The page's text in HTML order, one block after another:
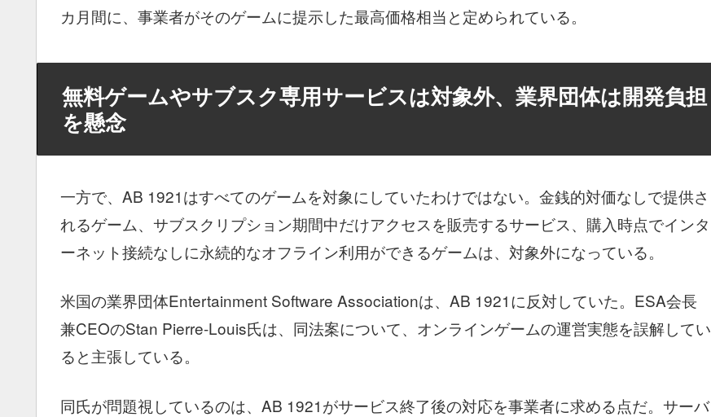
カ月間に、事業者がそのゲームに提示した最高価格相当と定められている。
無料ゲームやサブスク専用サービスは対象外、業界団体は開発負担
を懸念
一方で、AB 1921はすべてのゲームを対象にしていたわけではない。金銭的対価なしで提供さ
れるゲーム、サブスクリプション期間中だけアクセスを販売するサービス、購入時点でインタ
ーネット接続なしに永続的なオフライン利用ができるゲームは、対象外になっている。
米国の業界団体Entertainment Software Associationは、AB 1921に反対していた。ESA会長
兼CEOのStan Pierre-Louis氏は、同法案について、オンラインゲームの運営実態を誤解してい
ると主張している。
同氏が問題視しているのは、AB 1921がサービス終了後の対応を事業者に求める点だ。サーバ